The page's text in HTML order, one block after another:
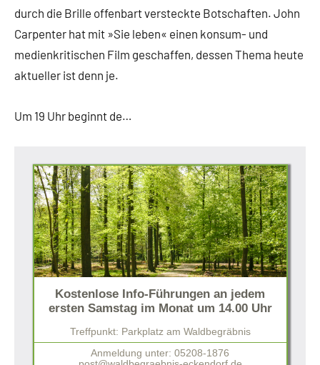
durch die Brille offenbart versteckte Botschaften. John
Carpenter hat mit »Sie leben« einen konsum- und
medienkritischen Film geschaffen, dessen Thema heute
aktueller ist denn je.
Um 19 Uhr beginnt de…
Kostenlose Info-Führungen an jedem
ersten Samstag im Monat um 14.00 Uhr
Treffpunkt: Parkplatz am Waldbegräbnis
Anmeldung unter: 05208-1876